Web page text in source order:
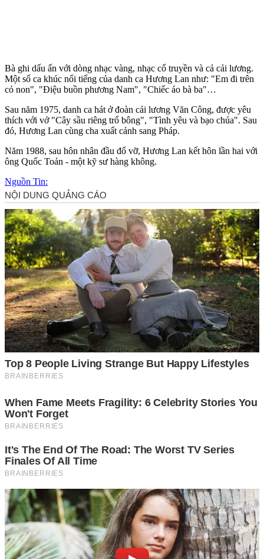
Bà ghi dấu ấn với dòng nhạc vàng, nhạc cổ truyền và cả cải lương.
Một số ca khúc nổi tiếng của danh ca Hương Lan như: "Em đi trên
cỏ non", "Điệu buồn phương Nam", "Chiếc áo bà ba"…
Sau năm 1975, danh ca hát ở đoàn cải lương Văn Công, được yêu
thích với vở "Cây sầu riêng trổ bông", "Tình yêu và bạo chúa". Sau
đó, Hương Lan cùng cha xuất cảnh sang Pháp.
Năm 1988, sau hôn nhân đầu đổ vỡ, Hương Lan kết hôn lần hai với
ông Quốc Toản - một kỹ sư hàng không.
Nguồn Tin: